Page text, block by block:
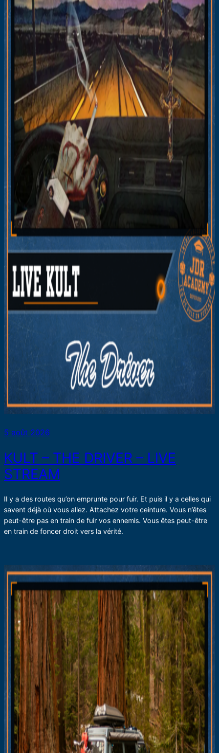
5 août 2026
KULT – THE DRIVER – LIVE
STREAM
Il y a des routes qu’on emprunte pour fuir. Et puis il y a celles qui
savent déjà où vous allez. Attachez votre ceinture. Vous n’êtes
peut-être pas en train de fuir vos ennemis. Vous êtes peut-être
en train de foncer droit vers la vérité.